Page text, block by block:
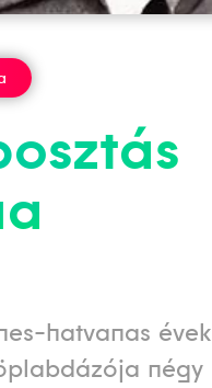
hatvanas évek
négy